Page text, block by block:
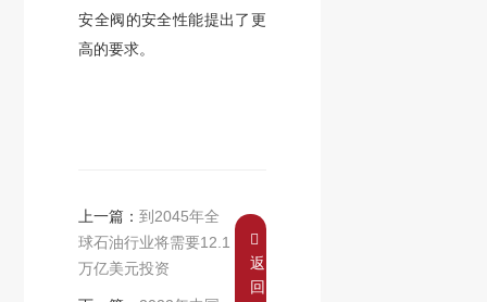
安全阀的安全性能提出了更
高的要求。
上一篇：到2045年全
球石油行业将需要12.1
万亿美元投资
返
回